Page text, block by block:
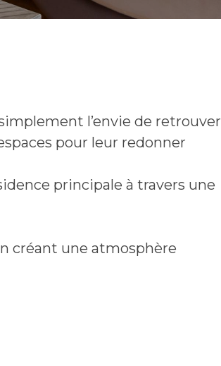
l’envie de retrouver
pour leur redonner
principale à travers une
créant une atmosphère